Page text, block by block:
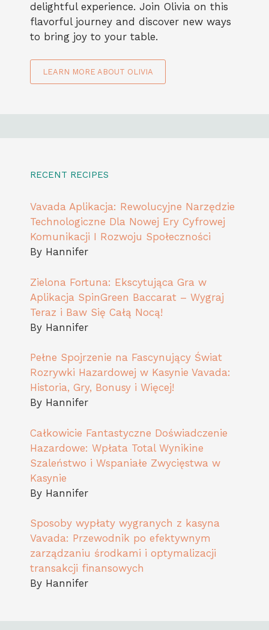
delightful experience. Join Olivia on this
flavorful journey and discover new ways
to bring joy to your table.
LEARN MORE ABOUT OLIVIA
RECENT RECIPES
Vavada Aplikacja: Rewolucyjne Narzędzie
Technologiczne Dla Nowej Ery Cyfrowej
Komunikacji I Rozwoju Społeczności
By Hannifer
Zielona Fortuna: Ekscytująca Gra w
Aplikacja SpinGreen Baccarat – Wygraj
Teraz i Baw Się Całą Nocą!
By Hannifer
Pełne Spojrzenie na Fascynujący Świat
Rozrywki Hazardowej w Kasynie Vavada:
Historia, Gry, Bonusy i Więcej!
By Hannifer
Całkowicie Fantastyczne Doświadczenie
Hazardowe: Wpłata Total Wynikine
Szaleństwo i Wspaniałe Zwycięstwa w
Kasynie
By Hannifer
Sposoby wypłaty wygranych z kasyna
Vavada: Przewodnik po efektywnym
zarządzaniu środkami i optymalizacji
transakcji finansowych
By Hannifer